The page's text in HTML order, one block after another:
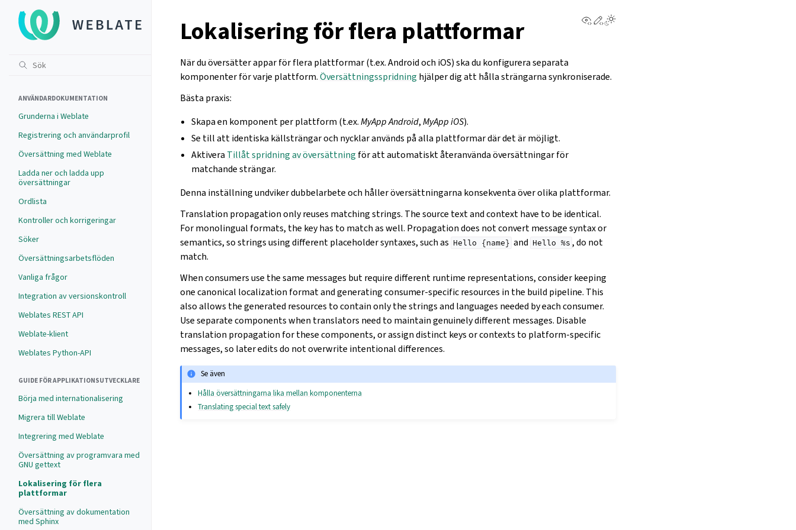
ANVÄNDARDOKUMENTATION
Grunderna i Weblate
Registrering och användarprofil
Översättning med Weblate
Ladda ner och ladda upp
översättningar
Ordlista
Kontroller och korrigeringar
Söker
Översättningsarbetsflöden
Vanliga frågor
Integration av versionskontroll
Weblates REST API
Weblate-klient
Weblates Python-API
GUIDE FÖR APPLIKATIONSUTVECKLARE
Börja med internationalisering
Migrera till Weblate
Integrering med Weblate
Översättning av programvara med
GNU gettext
Lokalisering för flera
plattformar
Översättning av dokumentation
med Sphinx
View this page
Edit this page
Lokalisering för flera plattformar
När du översätter appar för flera plattformar (t.ex. Android och iOS) ska du konfigurera separata
komponenter för varje plattform.Översättningsspridning hjälper dig att hålla strängarna synkroniserade.
Bästa praxis:
Skapa en komponent per plattform (t.ex.MyApp Android,MyApp iOS).
Se till att identiska källsträngar och nycklar används på alla plattformar där det är möjligt.
Aktivera Tillåt spridning av översättning för att automatiskt återanvända översättningar för
matchande strängar.
Denna inställning undviker dubbelarbete och håller översättningarna konsekventa över olika plattformar.
Translation propagation only reuses matching strings. The source text and context have to be identical.
For monolingual formats, the key has to match as well. Propagation does not convert message syntax or
semantics, so strings using different placeholder syntaxes, such as Hello {name} and Hello %s , do not
match.
When consumers use the same messages but require different runtime representations, consider keeping
one canonical localization format and generating consumer-specific resources in the build pipeline. This
also allows the generated resources to contain only the strings and languages needed by each consumer.
Use separate components when translators need to maintain genuinely different messages. Disable
translation propagation for these components, or assign distinct keys or contexts to platform-specific
messages, so later edits do not overwrite intentional differences.
Se även
Hålla översättningarna lika mellan komponenterna
Translating special text safely